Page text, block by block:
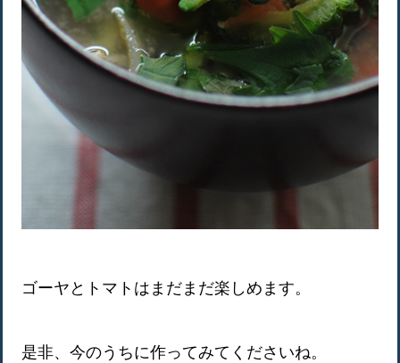
ゴーヤとトマトはまだまだ楽しめます。
是非、今のうちに作ってみてくださいね。